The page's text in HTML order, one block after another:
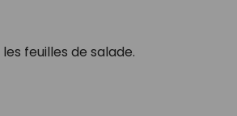
feuilles de salade.